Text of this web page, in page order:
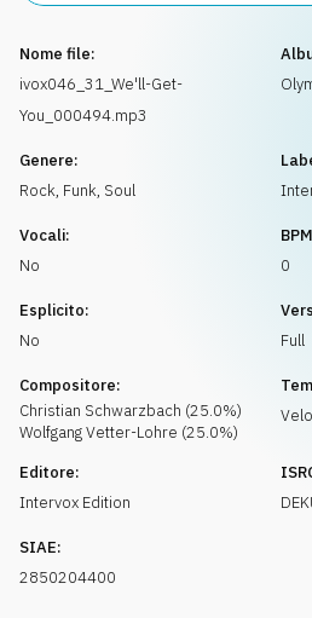
Nome file:
ivox046_31_We'll-Get-
You_000494.mp3
Genere:
Rock, Funk, Soul
Vocali:
No
0
Esplicito:
No
Full
Compositore:
Christian Schwarzbach (25.0%)
WolfgangVetter-Lohre (25.0%)
Editore:
Intervox Edition
SIAE:
2850204400